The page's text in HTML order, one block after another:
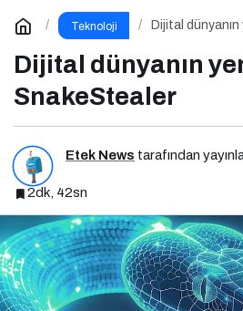
Teknoloji
Dijital
Dijital dünyanın
SnakeStealer
Etek News tarafından
2dk, 42sn